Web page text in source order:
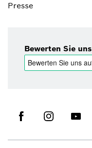
Presse
Bewerten Sie uns